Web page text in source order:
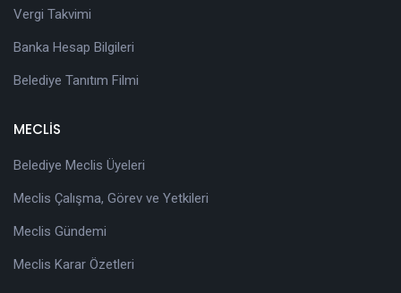
Vergi Takvimi
Banka Hesap Bilgileri
Belediye Tanıtım Filmi
MECLİS
Belediye Meclis Üyeleri
Meclis Çalışma, Görev ve Yetkileri
Meclis Gündemi
Meclis Karar Özetleri